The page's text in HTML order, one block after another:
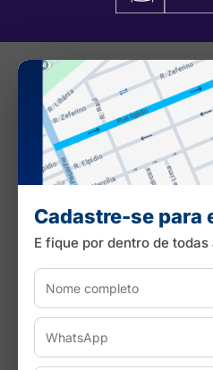
Cadastre-se para
E fique por dentro de